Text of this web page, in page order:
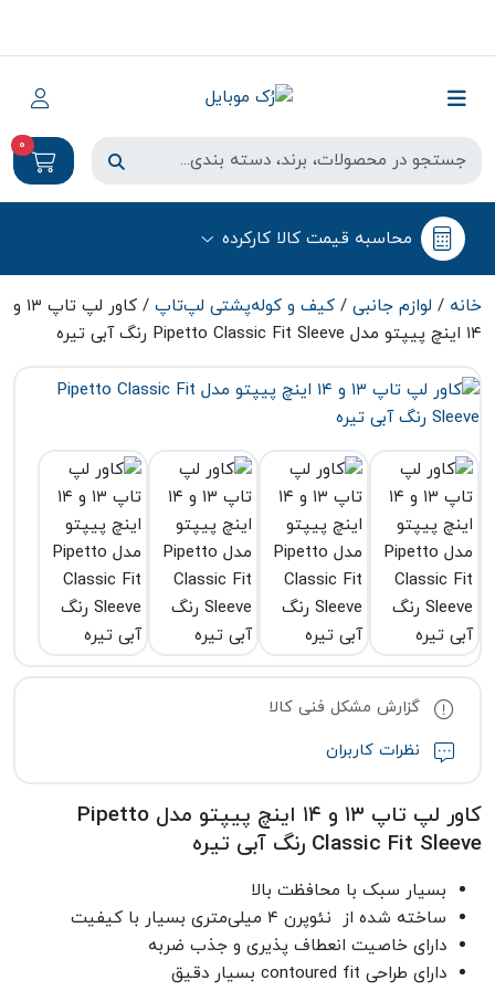
0
محاسبه قیمت کالا کارکرده
خانه / لوازم جانبی / کیف و کوله‌پشتی لپ‌تاپ
/ کاور لپ تاپ ۱۳ و
۱۴ اینچ پیپتو مدل Pipetto Classic Fit Sleeve رنگ آبی تیره
گزارش مشکل فنی کالا
نظرات کاربران
کاور لپ تاپ ۱۳ و ۱۴ اینچ پیپتو مدل Pipetto
Classic Fit Sleeve رنگ آبی تیره
بسیار سبک با محافظت بالا
ساخته شده از نئوپرن ۴ میلی‌متری بسیار با کیفیت
دارای خاصیت انعطاف پذیری و جذب ضربه
دارای طراحی contoured fit بسیار دقیق